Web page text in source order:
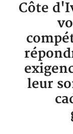
Côte
leur